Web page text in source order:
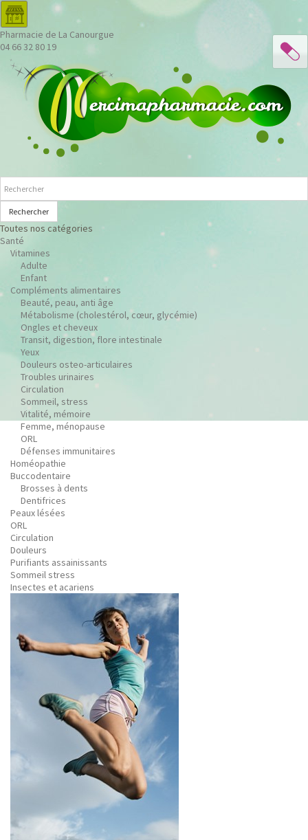
Pharmacie de La Canourgue
04 66 32 80 19
Rechercher
Toutes nos catégories
Santé
Vitamines
Adulte
Enfant
Compléments alimentaires
Beauté, peau, anti âge
Métabolisme (cholestérol, cœur, glycémie)
Ongles et cheveux
Transit, digestion, flore intestinale
Yeux
Douleurs osteo-articulaires
Troubles urinaires
Circulation
Sommeil, stress
Vitalité, mémoire
Femme, ménopause
ORL
Défenses immunitaires
Homéopathie
Buccodentaire
Brosses à dents
Dentifrices
Peaux lésées
ORL
Circulation
Douleurs
Purifiants assainissants
Sommeil stress
Insectes et acariens